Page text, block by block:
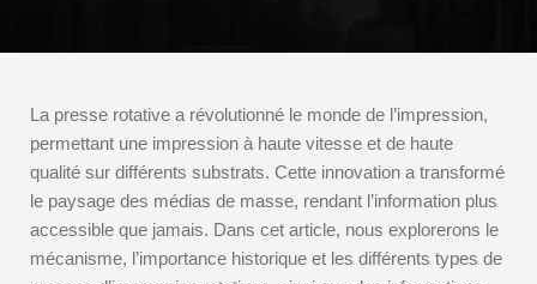
La presse rotative a révolutionné le monde de l’impression,
permettant une impression à haute vitesse et de haute
qualité sur différents substrats. Cette innovation a transformé
le paysage des médias de masse, rendant l’information plus
accessible que jamais. Dans cet article, nous explorerons le
mécanisme, l’importance historique et les différents types de